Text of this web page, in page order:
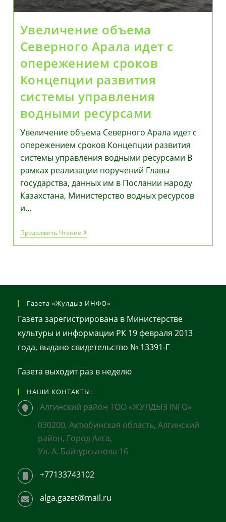
Увеличение объема
Северного Арала идет с
опережением сроков
Концепции развития
системы управления
водными ресурсами
Увеличение объема Северного Арала идет с
опережением сроков Концепции развития
системы управления водными ресурсами В
рамках реализации поручений Главы
государства, данных им в Послании народу
Казахстана, Министерство водных ресурсов
и…
Продолжить ЧтениеУвеличение
Объема
Северного
Развития
Управления
Водными
Ресурсами
Газета «Жулдыз ИНФО»
Газета зарегистрирована в Министерстве
культуры и информации РК 19 февраля 2013
года, выдано свидетельство № 13391-Г
Газета выходит раз в неделю
НАШИ КОНТАКТЫ:
Алгинский район ТОО «ЖУЛДЫЗ INFO»
030200, Актюбинская область, Алгинский
район, Город Алга,
Ул. А. Байтурсынова 16
+77133743102
alga.gazet@mail.ru